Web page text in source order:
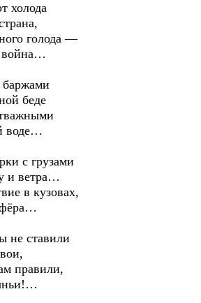
холода
голода —
война…
баржами
беде
воде…
с грузами
и ветра…
в кузовах,
не ставили
правили,